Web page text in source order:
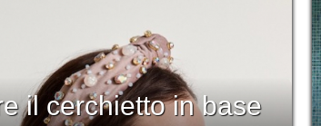
il cerchietto in base